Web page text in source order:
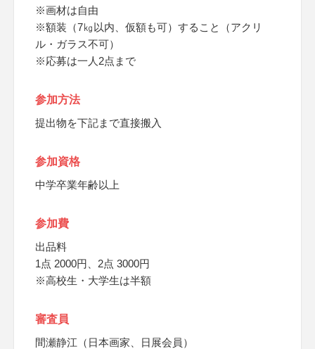
※画材は自由
※額装（7㎏以内、仮額も可）すること（アクリ
ル・ガラス不可）
※応募は一人2点まで
参加方法
提出物を下記まで直接搬入
参加資格
中学卒業年齢以上
参加費
出品料
1点 2000円、2点 3000円
※高校生・大学生は半額
審査員
間瀬静江（日本画家、日展会員）